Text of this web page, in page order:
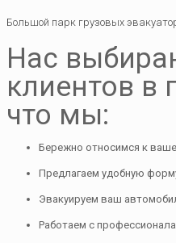
Большой парк грузовых
Нас
клиентов в
что мы:
Бережно относимся к
Предлагаем удобную
Эвакуируем ваш
Работаем с